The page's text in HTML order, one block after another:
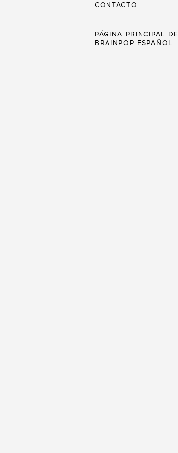
CONTACTO
PÁGINA PRINCIPAL DE
BRAINPOP ESPAÑOL